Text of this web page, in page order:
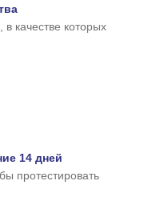
качестве которых
14 дней
протестировать